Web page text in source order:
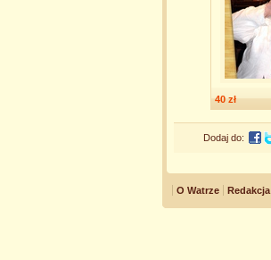
40 zł
Dodaj do:
O Watrze Redakcja